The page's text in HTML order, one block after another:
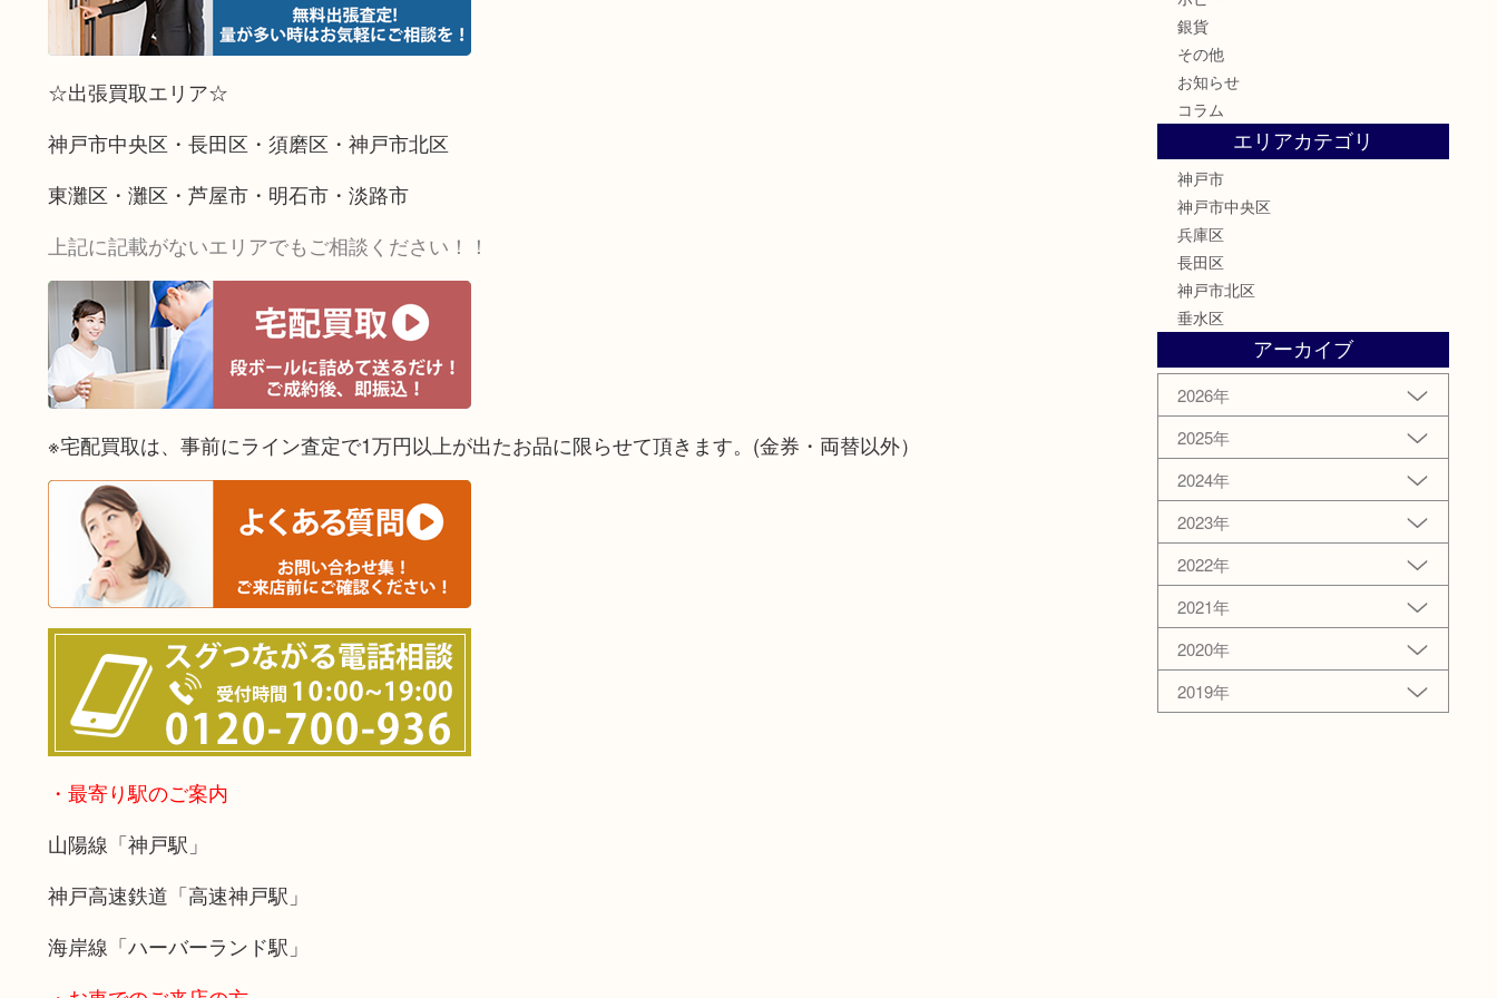
☆出張買取エリア☆
神戸市中央区・長田区・須磨区・神戸市北区
東灘区・灘区・芦屋市・明石市・淡路市
上記に記載がないエリアでもご相談ください！！
※宅配買取は、事前にライン査定で1万円以上が出たお品に限らせて頂きます。(金券・両替以外）
・最寄り駅のご案内
山陽線「神戸駅」
神戸高速鉄道「高速神戸駅」
海岸線「ハーバーランド駅」
銀貨
その他
お知らせ
コラム
エリアカテゴリ
神戸市
神戸市中央区
兵庫区
長田区
神戸市北区
垂水区
アーカイブ
2026年
2025年
2024年
2023年
2022年
2021年
2020年
2019年